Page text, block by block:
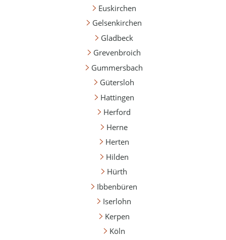
Euskirchen
Gelsenkirchen
Gladbeck
Grevenbroich
Gummersbach
Gütersloh
Hattingen
Herford
Herne
Herten
Hilden
Hürth
Ibbenbüren
Iserlohn
Kerpen
Köln